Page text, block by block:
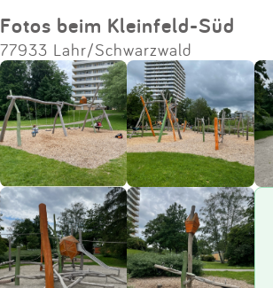
Eintragen
App
Blog
Partner
Kontakt
Impressum
Fotos beim Kleinfeld-Süd
77933 Lahr/Schwarzwald